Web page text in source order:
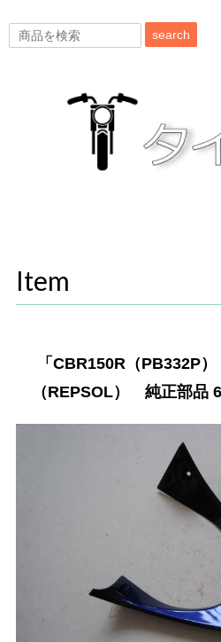
search
Item
「CBR150R（PB332P
（REPSOL） 純正部品